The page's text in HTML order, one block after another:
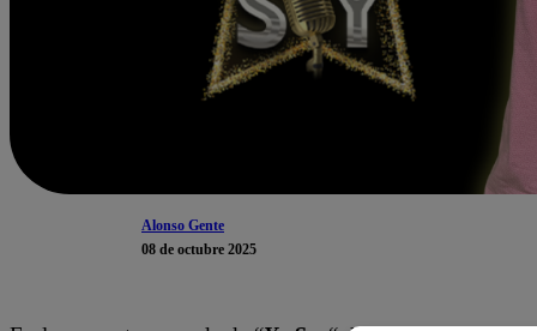
Alonso Gente
08 de octubre 2025